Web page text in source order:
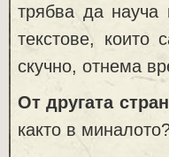
трябва да
текстове,
скучно, отнема
От другата
както в